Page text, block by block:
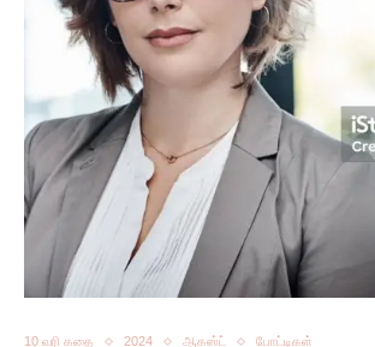
10 வரி கதை 2024 ஆகஸ்ட் போட்டிகள்